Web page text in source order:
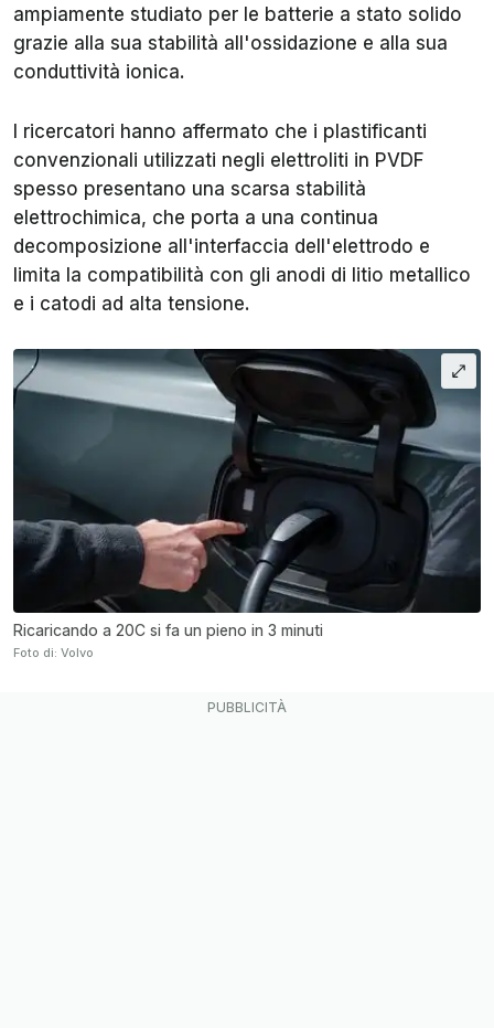
ampiamente studiato per le batterie a stato solido
grazie alla sua stabilità all'ossidazione e alla sua
conduttività ionica.
I ricercatori hanno affermato che i plastificanti
convenzionali utilizzati negli elettroliti in PVDF
spesso presentano una scarsa stabilità
elettrochimica, che porta a una continua
decomposizione all'interfaccia dell'elettrodo e
limita la compatibilità con gli anodi di litio metallico
e i catodi ad alta tensione.
Ricaricando a 20C si fa un pieno in 3 minuti
Foto di: Volvo